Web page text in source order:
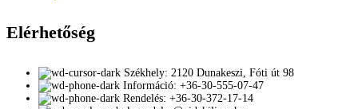
Elérhetőség
Székhely: 2120 Dunakeszi, Fóti út 98
Információ: +36-30-555-07-47
Rendelés: +36-30-372-17-14